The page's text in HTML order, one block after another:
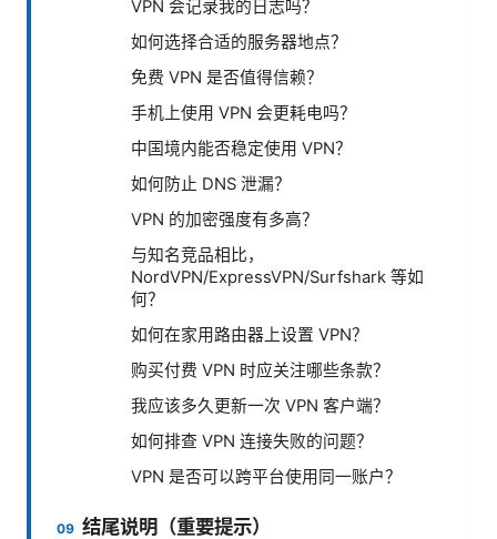
VPN 会记录我的日志吗？
如何选择合适的服务器地点？
免费 VPN 是否值得信赖？
手机上使用 VPN 会更耗电吗？
中国境内能否稳定使用 VPN？
如何防止 DNS 泄漏？
VPN 的加密强度有多高？
与知名竞品相比，
NordVPN/ExpressVPN/Surfshark 等如
何？
如何在家用路由器上设置 VPN？
购买付费 VPN 时应关注哪些条款？
我应该多久更新一次 VPN 客户端？
如何排查 VPN 连接失败的问题？
VPN 是否可以跨平台使用同一账户？
结尾说明（重要提示）